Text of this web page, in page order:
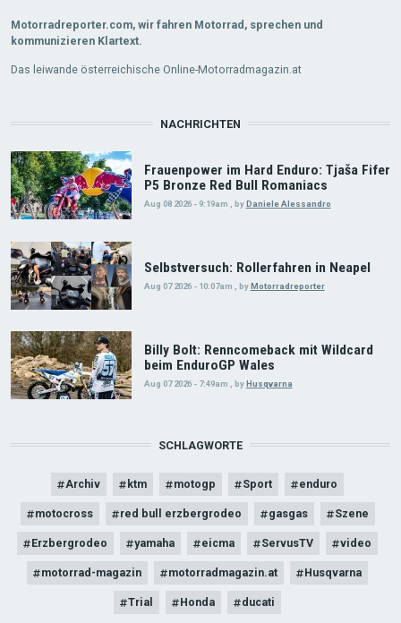
Motorradreporter.com, wir fahren Motorrad, sprechen und
kommunizieren Klartext.
Das leiwande österreichische Online-Motorradmagazin.at
NACHRICHTEN
Frauenpower im Hard Enduro: Tjaša Fifer
P5 Bronze Red Bull Romaniacs
Aug 08 2026 - 9:19am byDaniele Alessandro
Selbstversuch: Rollerfahren in Neapel
Aug 07 2026 - 10:07am byMotorradreporter
Billy Bolt: Renncomeback mit Wildcard
beim EnduroGP Wales
Aug 07 2026 - 7:49am , byHusqvarna
SCHLAGWORTE
Archiv ktm motogp Sport enduro
motocross red bull erzbergrodeo gasgas Szene
Erzbergrodeo yamaha eicma ServusTV video
motorrad-magazin motorradmagazin.at Husqvarna
Trial Honda ducati